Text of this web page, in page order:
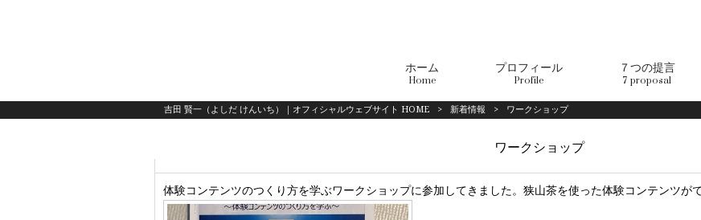
ホーム
Home
プロフィール
Profile
７つの提言
7 proposal
吉田 賢一（よしだ けんいち）｜オフィシャルウェブサイト HOME > 新着情報 > ワークショップ
ワークショップ
体験コンテンツのつくり方を学ぶワークショップに参加してきました。狭山茶を使った体験コンテンツが